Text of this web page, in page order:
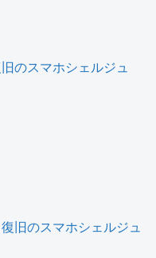
のスマホシェルジュ
旧のスマホシェルジュ